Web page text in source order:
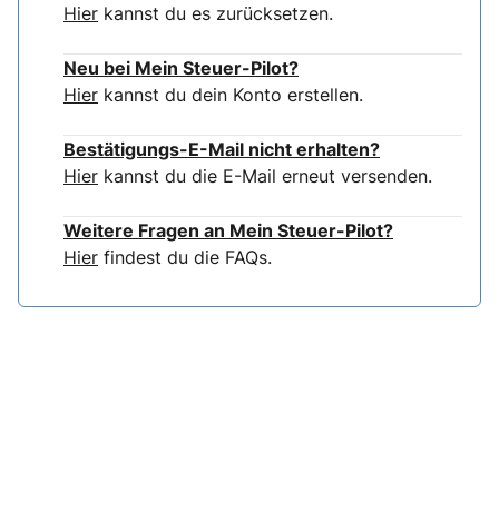
Hier kannst du es zurücksetzen.
Neu bei Mein Steuer-Pilot?
Hier kannst du dein Konto erstellen.
Bestätigungs-E-Mail nicht erhalten?
Hier kannst du die E-Mail erneut versenden.
Weitere Fragen an Mein Steuer-Pilot?
Hier findest du die FAQs.